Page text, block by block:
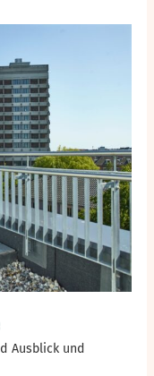
Ausblick und